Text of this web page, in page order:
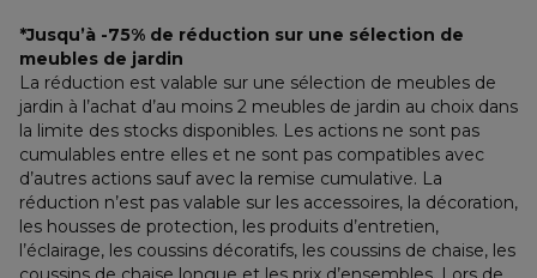
*Jusqu’à -75% de réduction sur une sélection de
meubles de jardin
La réduction est valable sur une sélection de meubles de
jardin à l’achat d’au moins 2 meubles de jardin au choix dans
la limite des stocks disponibles. Les actions ne sont pas
cumulables entre elles et ne sont pas compatibles avec
d’autres actions sauf avec la remise cumulative. La
réduction n’est pas valable sur les accessoires, la décoration,
les housses de protection, les produits d’entretien,
l’éclairage, les coussins décoratifs, les coussins de chaise, les